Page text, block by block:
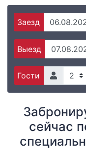
Заезд
Выезд
Гости
сейчас